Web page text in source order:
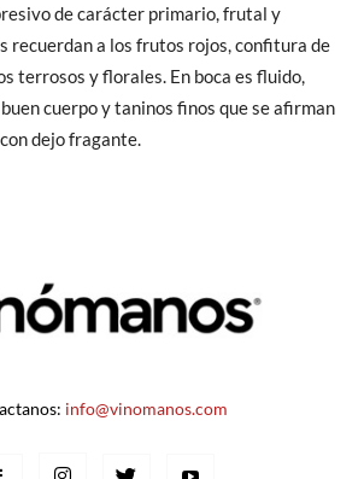
de carácter primario, frutal y
recuerdan a los frutos rojos, confitura de
terrosos y florales. En boca es fluido,
cuerpo y taninos finos que se afirman
dejo fragante.
info@vinomanos.com